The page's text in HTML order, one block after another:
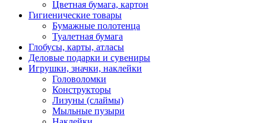
Цветная бумага, картон
Гигиенические товары
Бумажные полотенца
Туалетная бумага
Глобусы, карты, атласы
Деловые подарки и сувениры
Игрушки, значки, наклейки
Головоломки
Конструкторы
Лизуны (слаймы)
Мыльные пузыри